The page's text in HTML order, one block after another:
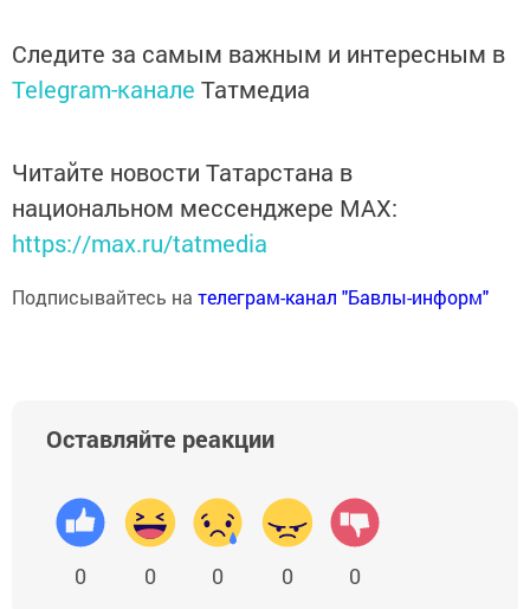
Следите за самым важным и интересным в
Telegram-канале Татмедиа
Читайте новости Татарстана в
национальном мессенджере MАХ:
https://max.ru/tatmedia
Подписывайтесь на телеграм-канал "Бавлы-информ"
Оставляйте реакции
0 0 0 0 0